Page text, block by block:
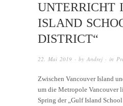
UNTERRICHT
ISLAND
DISTRICT“
22. Mai 2019 · by Andrej · in
Zwischen Vancouver Island
um die Metropole Vancouver
Spring der „Gulf Island